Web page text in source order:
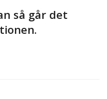
så går det